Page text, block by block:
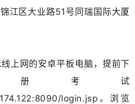
江区大业路51号同瑞国际大厦
上网的安卓平板电脑，提前下
册考试
login.jsp。浏览